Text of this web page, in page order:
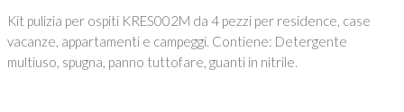
Kit pulizia per ospiti KRES002M da 4 pezzi per residence, case
vacanze, appartamenti e campeggi. Contiene: Detergente
multiuso, spugna, panno tuttofare, guanti in nitrile.